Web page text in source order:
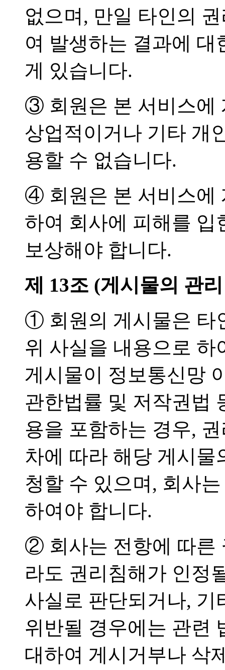
없으며, 만일 타인의
여 발생하는 결과에
게 있습니다.
③ 회원은 본 서비스에
상업적이거나 기타 개
용할 수 없습니다.
④ 회원은 본 서비스에
하여 회사에 피해를 입
보상해야 합니다.
제 13조 (게시물의 관
① 회원의 게시물은 타
위 사실을 내용으로
게시물이 정보통신망
관한법률 및 저작권법
용을 포함하는 경우,
차에 따라 해당 게시물
청할 수 있으며, 회사
하여야 합니다.
② 회사는 전항에 따른
라도 권리침해가 인정
사실로 판단되거나, 기
위반될 경우에는 관련
대하여 게시거부나 삭